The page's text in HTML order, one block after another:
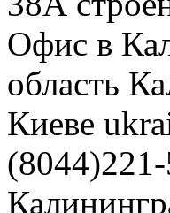
Офис в
область
Киеве